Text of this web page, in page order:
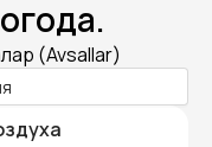
(Avsallar)